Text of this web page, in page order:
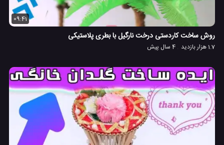
09:41
روش ساخت کاردستی درخت نارگیل با بطری پلاستیکی
1.7 هزار بازدید 4 سال پیش